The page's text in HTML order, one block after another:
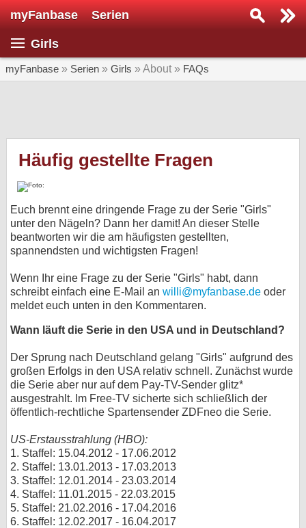
myFanbase Serien
Girls
myFanbase » Serien » Girls » About » FAQs
Häufig gestellte Fragen
Euch brennt eine dringende Frage zu der Serie "Girls"
unter den Nägeln? Dann her damit! An dieser Stelle
beantworten wir die am häufigsten gestellten,
spannendsten und wichtigsten Fragen!
Wenn Ihr eine Frage zu der Serie "Girls" habt, dann
schreibt einfach eine E-Mail an willi@myfanbase.de oder
meldet euch unten in den Kommentaren.
Wann läuft die Serie in den USA und in Deutschland?
Der Sprung nach Deutschland gelang "Girls" aufgrund des
großen Erfolgs in den USA relativ schnell. Zunächst wurde
die Serie aber nur auf dem Pay-TV-Sender glitz*
ausgestrahlt. Im Free-TV sicherte sich schließlich der
öffentlich-rechtliche Spartensender ZDFneo die Serie.
US-Erstausstrahlung (HBO):
1. Staffel: 15.04.2012 - 17.06.2012
2. Staffel: 13.01.2013 - 17.03.2013
3. Staffel: 12.01.2014 - 23.03.2014
4. Staffel: 11.01.2015 - 22.03.2015
5. Staffel: 21.02.2016 - 17.04.2016
6. Staffel: 12.02.2017 - 16.04.2017
Serie suchen...
SERIEN
Specials
SERVICE
Forum
bei X
bei Facebook
Kontakt
Datenschutz
Cookie-Einstellungen
Impressum